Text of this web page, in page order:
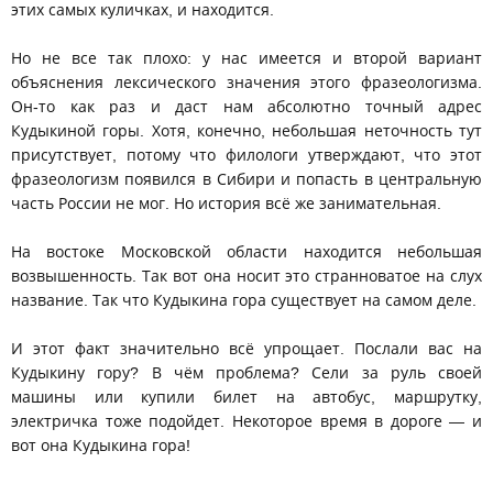
этих самых куличках, и находится.
Но не все так плохо: у нас имеется и второй вариант
объяснения лексического значения этого фразеологизма.
Он-то как раз и даст нам абсолютно точный адрес
Кудыкиной горы. Хотя, конечно, небольшая неточность тут
присутствует, потому что филологи утверждают, что этот
фразеологизм появился в Сибири и попасть в центральную
часть России не мог. Но история всё же занимательная.
На востоке Московской области находится небольшая
возвышенность. Так вот она носит это странноватое на слух
название. Так что Кудыкина гора существует на самом деле.
И этот факт значительно всё упрощает. Послали вас на
Кудыкину гору? В чём проблема? Сели за руль своей
машины или купили билет на автобус, маршрутку,
электричка тоже подойдет. Некоторое время в дороге — и
вот она Кудыкина гора!